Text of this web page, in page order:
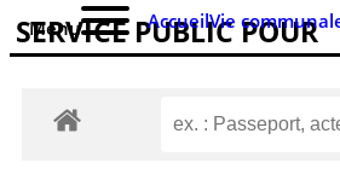
Menu AccueilVie
SERVICE PUBLIC POUR​